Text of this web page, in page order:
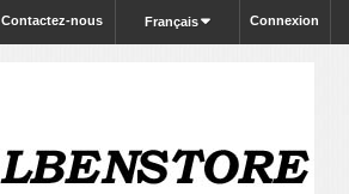
Connexion
Français
Contactez-nous